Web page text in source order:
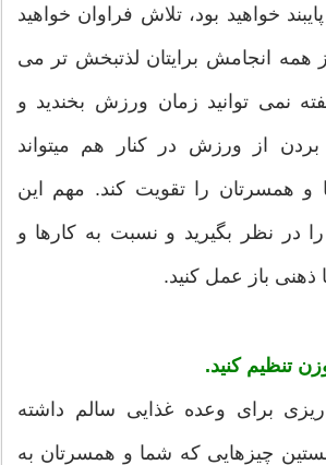
خواهید بود، تلاش فراوان خواهید
همه انجامش برایتان لذتبخش تر می
نمی توانید زمان ورزش بخندید و
از ورزش در کنار هم میتواند
و همسرتان را تقویت کند. مهم این
در نظر بگیرید و نسبت به کارها و
باز عمل کنید.
تنظیم کنید.
ریزی برای وعده غذایی سالم داشته
چیزهایی که شما و همسرتان به